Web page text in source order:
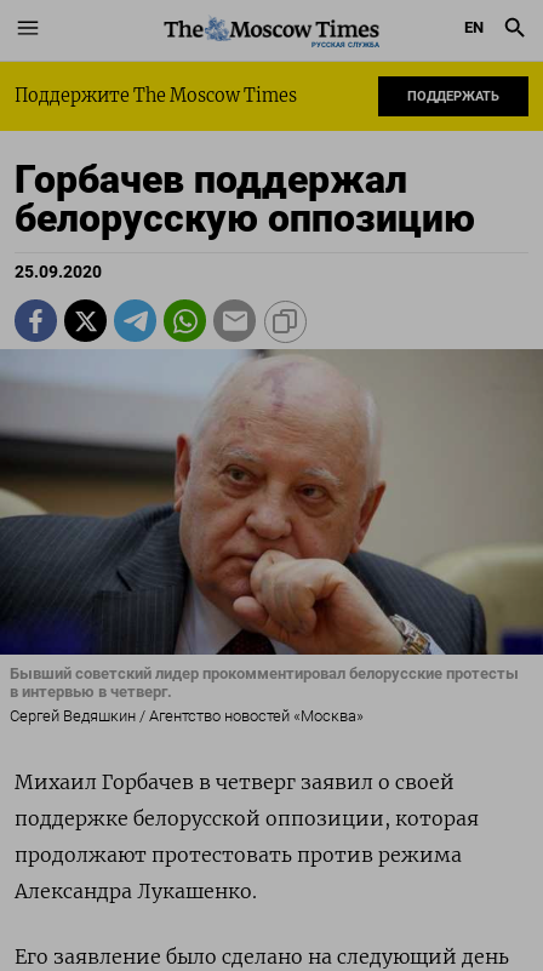
РУССКАЯ СЛУЖБА
EN
Поддержите The Moscow Times ПОДДЕРЖАТЬ
Горбачев поддержал
белорусскую оппозицию
25.09.2020
Бывший советский лидер прокомментировал белорусские протесты
в интервью в четверг.
Сергей Ведяшкин / Агентство новостей «Москва»
Михаил Горбачев в четверг заявил о своей
поддержке белорусской оппозиции, которая
продолжают протестовать против режима
Александра Лукашенко.
Его заявление было сделано на следующий день